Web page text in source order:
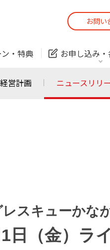
お問い
・ 特典 お申し込み・
各種お手続き
パーソナルID 料金
でんき
営計画 ニュースリリ
スキューかなが
日（金）ラ